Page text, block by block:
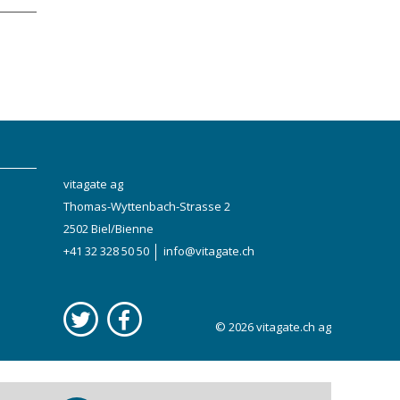
vitagate ag
Thomas-Wyttenbach-Strasse 2
2502 Biel/Bienne
+41 32 328 50 50
info@vitagate.ch
© 2026vitagate.ch ag